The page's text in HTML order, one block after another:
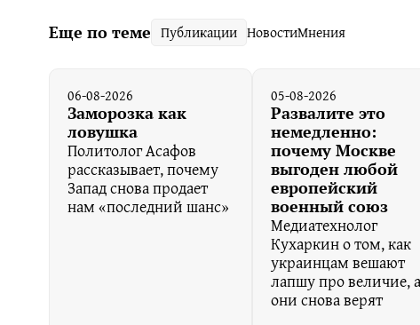
Еще по теме Публикации НовостиМнения
06-08-2026
Заморозка как
ловушка
Политолог Асафов
рассказывает, почему
Запад снова продает
нам «последний шанс»
05-08-2026
Развалите это
немедленно:
почему Москве
выгоден любой
европейский
военный союз
Медиатехнолог
Кухаркин о том, как
украинцам вешают
лапшу про величие, а
они снова верят